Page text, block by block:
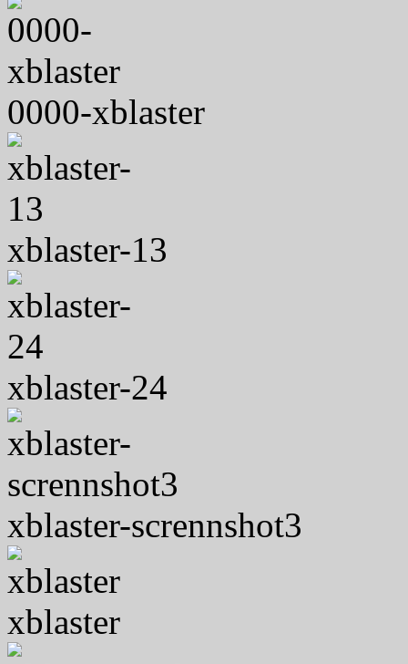
0000-xblaster
xblaster-13
xblaster-24
xblaster-scrennshot3
xblaster